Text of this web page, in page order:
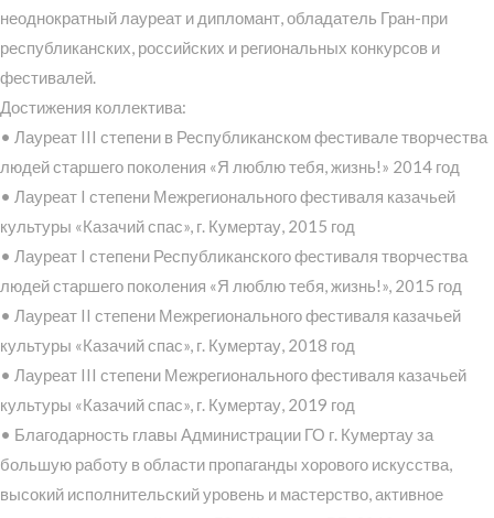
неоднократный лауреат и дипломант, обладатель Гран-при
республиканских, российских и региональных конкурсов и
фестивалей.
Достижения коллектива:
• Лауреат III степени в Республиканском фестивале творчества
людей старшего поколения «Я люблю тебя, жизнь!» 2014 год
• Лауреат I степени Межрегионального фестиваля казачьей
культуры «Казачий спас», г. Кумертау, 2015 год
• Лауреат I степени Республиканского фестиваля творчества
людей старшего поколения «Я люблю тебя, жизнь!», 2015 год
• Лауреат II степени Межрегионального фестиваля казачьей
культуры «Казачий спас», г. Кумертау, 2018 год
• Лауреат III степени Межрегионального фестиваля казачьей
культуры «Казачий спас», г. Кумертау, 2019 год
• Благодарность главы Администрации ГО г. Кумертау за
большую работу в области пропаганды хорового искусства,
высокий исполнительский уровень и мастерство, активное